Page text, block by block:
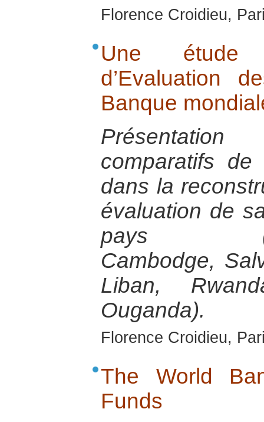
Florence Croidieu,
Une étude
d’Evaluation
Banque
comparatifs
dans la
évaluation de
pays
Cambodge,
Liban,
Ouganda).
Florence Croidieu,
The World
Funds